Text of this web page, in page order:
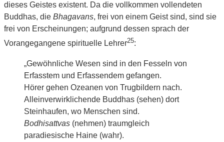
dieses Geistes existent. Da die vollkommen vollendeten
Buddhas, die Bhagavans, frei von einem Geist sind, sind sie
frei von Erscheinungen; aufgrund dessen sprach der
Vorangegangene spirituelle Lehrer25:
„Gewöhnliche Wesen sind in den Fesseln von
Erfasstem und Erfassendem gefangen.
Hörer gehen Ozeanen von Trugbildern nach.
Alleinverwirklichende Buddhas (sehen) dort
Steinhaufen, wo Menschen sind.
Bodhisattvas (nehmen) traumgleich
paradiesische Haine (wahr).